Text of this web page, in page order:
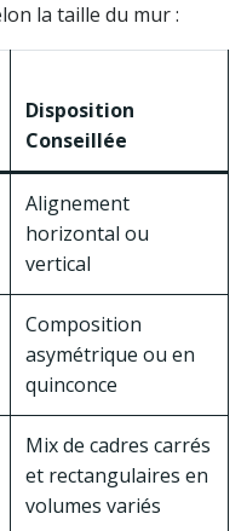
la taille du mur :
Disposition
Conseillée
Alignement
horizontal ou
vertical
Composition
asymétrique ou en
quinconce
Mix de cadres carrés
et rectangulaires en
volumes variés